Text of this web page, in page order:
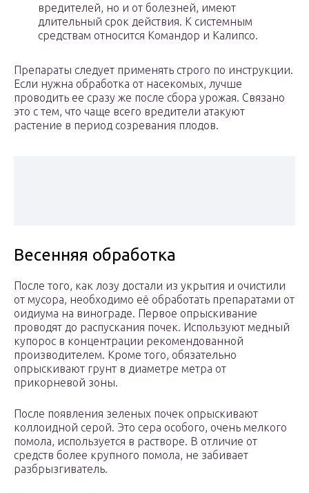
вредителей, но и от болезней, имеют
длительный срок действия. К системным
средствам относится Командор и Калипсо.
Препараты следует применять строго по инструкции.
Если нужна обработка от насекомых, лучше
проводить ее сразу же после сбора урожая. Связано
это с тем, что чаще всего вредители атакуют
растение в период созревания плодов.
Весенняя обработка
После того, как лозу достали из укрытия и очистили
от мусора, необходимо её обработать препаратами от
оидиума на винограде. Первое опрыскивание
проводят до распускания почек. Используют медный
купорос в концентрации рекомендованной
производителем. Кроме того, обязательно
опрыскивают грунт в диаметре метра от
прикорневой зоны.
После появления зеленых почек опрыскивают
коллоидной серой. Это сера особого, очень мелкого
помола, используется в растворе. В отличие от
средств более крупного помола, не забивает
разбрызгиватель.